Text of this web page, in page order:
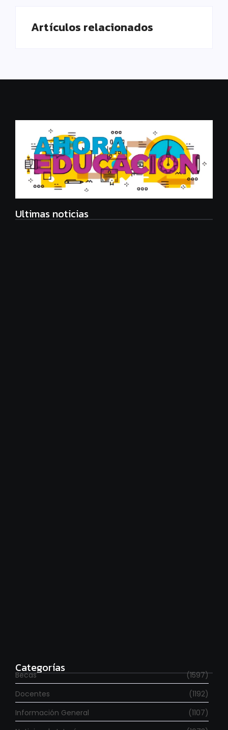
Artículos relacionados
Ultimas noticias
Categorías
Becas
(1597)
Docentes
(1192)
Información General
(1107)